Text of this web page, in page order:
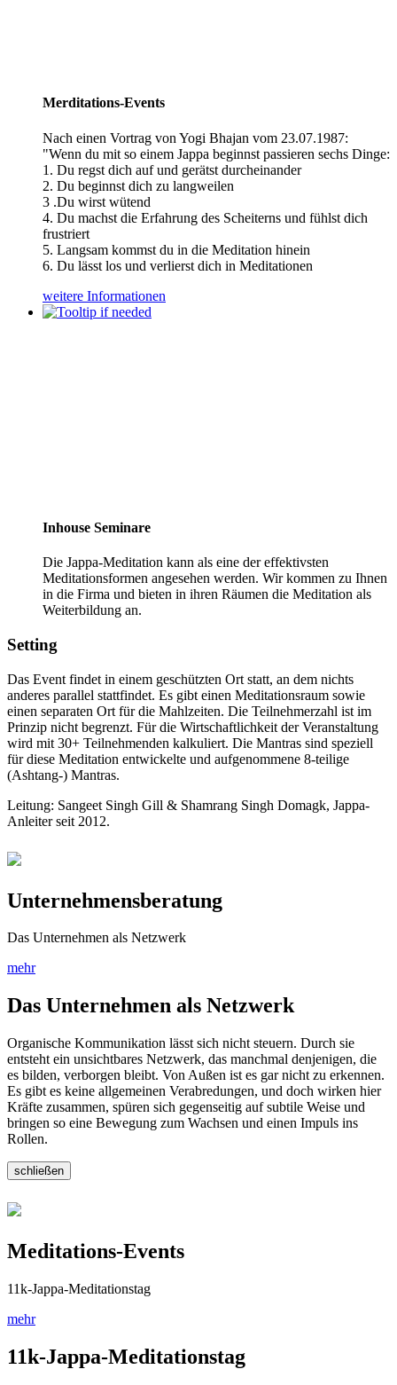
Merditations-Events
Nach einen Vortrag von Yogi Bhajan vom 23.07.1987:
"Wenn du mit so einem Jappa beginnst passieren sechs Dinge:
1. Du regst dich auf und gerätst durcheinander
2. Du beginnst dich zu langweilen
3 .Du wirst wütend
4. Du machst die Erfahrung des Scheiterns und fühlst dich
frustriert
5. Langsam kommst du in die Meditation hinein
6. Du lässt los und verlierst dich in Meditationen
weitere Informationen
Inhouse Seminare
Die Jappa-Meditation kann als eine der effektivsten
Meditationsformen angesehen werden. Wir kommen zu Ihnen
in die Firma und bieten in ihren Räumen die Meditation als
Weiterbildung an.
Setting
Das Event findet in einem geschützten Ort statt, an dem nichts
anderes parallel stattfindet. Es gibt einen Meditationsraum sowie
einen separaten Ort für die Mahlzeiten. Die Teilnehmerzahl ist im
Prinzip nicht begrenzt. Für die Wirtschaftlichkeit der Veranstaltung
wird mit 30+ Teilnehmenden kalkuliert. Die Mantras sind speziell
für diese Meditation entwickelte und aufgenommene 8-teilige
(Ashtang-) Mantras.
Leitung: Sangeet Singh Gill & Shamrang Singh Domagk, Jappa-
Anleiter seit 2012.
Unternehmensberatung
Das Unternehmen als Netzwerk
mehr
Das Unternehmen als Netzwerk
Organische Kommunikation lässt sich nicht steuern. Durch sie
entsteht ein unsichtbares Netzwerk, das manchmal denjenigen, die
es bilden, verborgen bleibt. Von Außen ist es gar nicht zu erkennen.
Es gibt es keine allgemeinen Verabredungen, und doch wirken hier
Kräfte zusammen, spüren sich gegenseitig auf subtile Weise und
bringen so eine Bewegung zum Wachsen und einen Impuls ins
Rollen.
schließen
Meditations-Events
11k-Jappa-Meditationstag
mehr
11k-Jappa-Meditationstag